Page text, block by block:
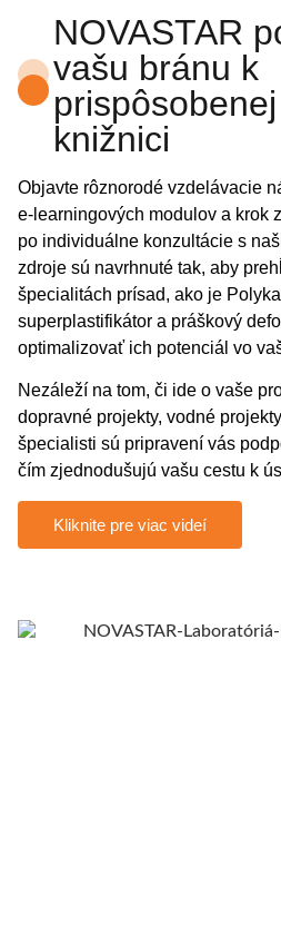
NOVASTAR
vašu bránu k
knižnici
Objavte rôznorodé vzdelávacie
e-learningových modulov a krok
po individuálne konzultácie s
zdroje sú navrhnuté tak, aby
špecialitách prísad, ako je
superplastifikátor a práškový
optimalizovať ich potenciál vo
Nezáleží na tom, či ide o vaše
dopravné projekty, vodné
špecialisti sú pripravení vás
čím zjednodušujú vašu cestu k
Kliknite pre viac videí